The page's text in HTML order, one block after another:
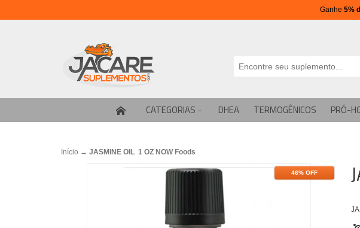
Ganhe 5%
CATEGORIAS DHEA TERMOGÊNICOS PRÓ-
Início → JASMINE OIL 1 OZ NOW Foods
46% OFF